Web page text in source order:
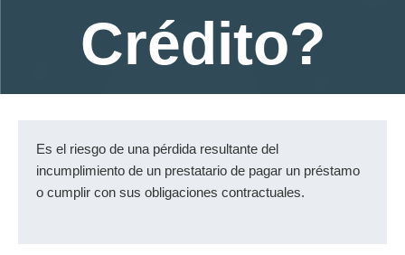
Crédito?
Es el riesgo de una pérdida resultante del
incumplimiento de un prestatario de pagar un préstamo
o cumplir con sus obligaciones contractuales.